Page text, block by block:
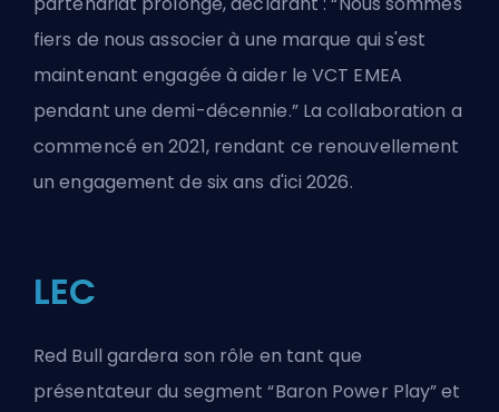
fiers de nous associer à une marque qui s'est
maintenant engagée à aider le VCT EMEA
pendant une demi-décennie.” La collaboration a
commencé en 2021, rendant ce renouvellement
un engagement de six ans d'ici 2026.
LEC
Red Bull gardera son rôle en tant que
présentateur du segment “Baron Power Play” et